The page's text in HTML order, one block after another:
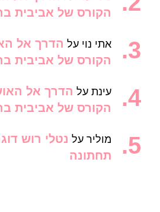
הקורס של אביבית
אתי נוי על הדרך אל
הקורס של אביבית
עינת על הדרך אל
הקורס של אביבית
מוליר על נטלי רוש
תחתונה